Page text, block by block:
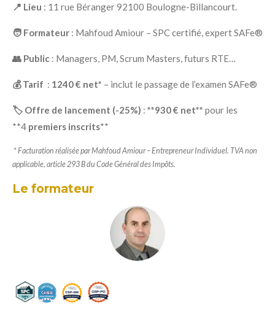
📍 Lieu : 11 rue Béranger 92100 Boulogne-Billancourt.
🧑 Formateur : Mahfoud Amiour – SPC certifié, expert SAFe®
👥 Public : Managers, PM, Scrum Masters, futurs RTE…
💰 Tarif : 1240 € net* – inclut le passage de l’examen SAFe®
🏷️ Offre de lancement (-25%) : **930 € net** pour les
**4 premiers inscrits**
* Facturation réalisée par Mahfoud Amiour – Entrepreneur Individuel. TVA non
applicable, article 293 B du Code Général des Impôts.
Le formateur